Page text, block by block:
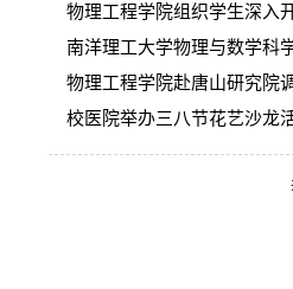
物理工程学院组织学生深入
南洋理工大学物理与数学科
物理工程学院赴唐山研究院
校医院举办三八节花艺沙龙